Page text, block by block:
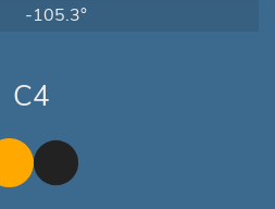
-105.3°
C4